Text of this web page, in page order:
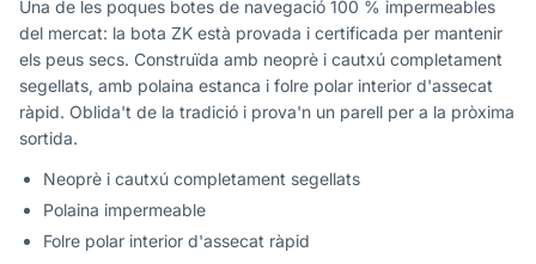
Una de les poques botes de navegació 100 % impermeables
del mercat: la bota ZK està provada i certificada per mantenir
els peus secs. Construïda amb neoprè i cautxú completament
segellats, amb polaina estanca i folre polar interior d'assecat
ràpid. Oblida't de la tradició i prova'n un parell per a la pròxima
sortida.
Neoprè i cautxú completament segellats
Polaina impermeable
Folre polar interior d'assecat ràpid